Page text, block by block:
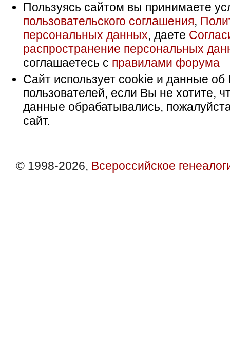
Пользуясь сайтом вы принимаете
пользовательского соглашения,
персональных данных, даете
распространение персональных
соглашаетесь с правилами форума
Сайт использует cookie и данные об
пользователей, если Вы не хотите,
данные обрабатывались,
сайт.
© 1998-2026, Всероссийское